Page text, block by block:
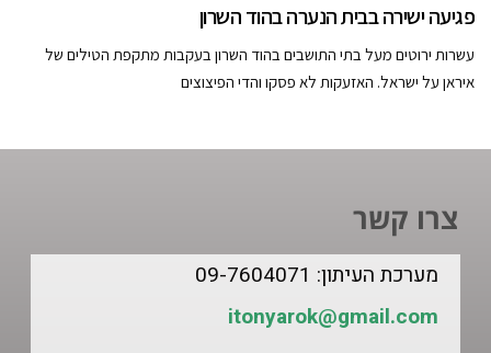
פגיעה ישירה בבית הנערה בהוד השרון
עשרות ירוטים מעל בתי התושבים בהוד השרון בעקבות מתקפת הטילים של
איראן על ישראל. האזעקות לא פסקו והדי הפיצוצים
צרו קשר
מערכת העיתון: 09-7604071
itonyarok@gmail.com